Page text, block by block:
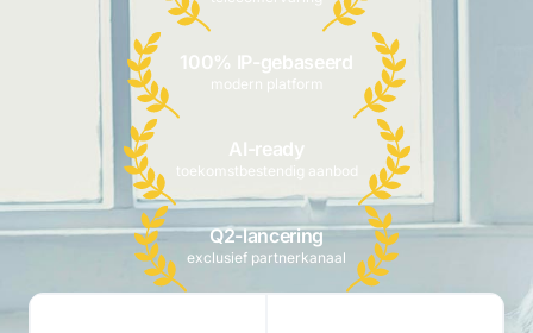
100% IP-gebaseerd
modern platform
AI-ready
toekomstbestendig aanbod
Q2-lancering
exclusief partnerkanaal